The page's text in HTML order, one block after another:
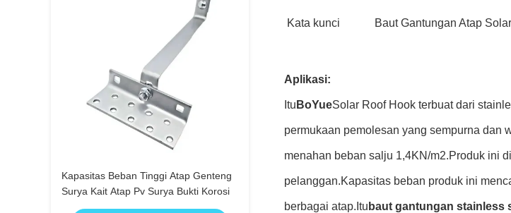
Kapasitas Beban Tinggi Atap Genteng
Surya Kait Atap Pv Surya Bukti Korosi
Kata kunci Baut Gantungan Atap
Aplikasi:
Itu BoYueSolar Roof Hook terbuat dari
permukaan pemolesan yang sempurna dan
menahan beban salju 1,4KN/m2.Produk ini
pelanggan.Kapasitas beban produk ini
berbagai atap.Itu baut gantungan stainless